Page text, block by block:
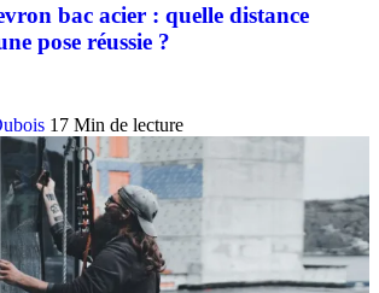
bac acier : quelle distance
pose réussie ?
17 Min de lecture